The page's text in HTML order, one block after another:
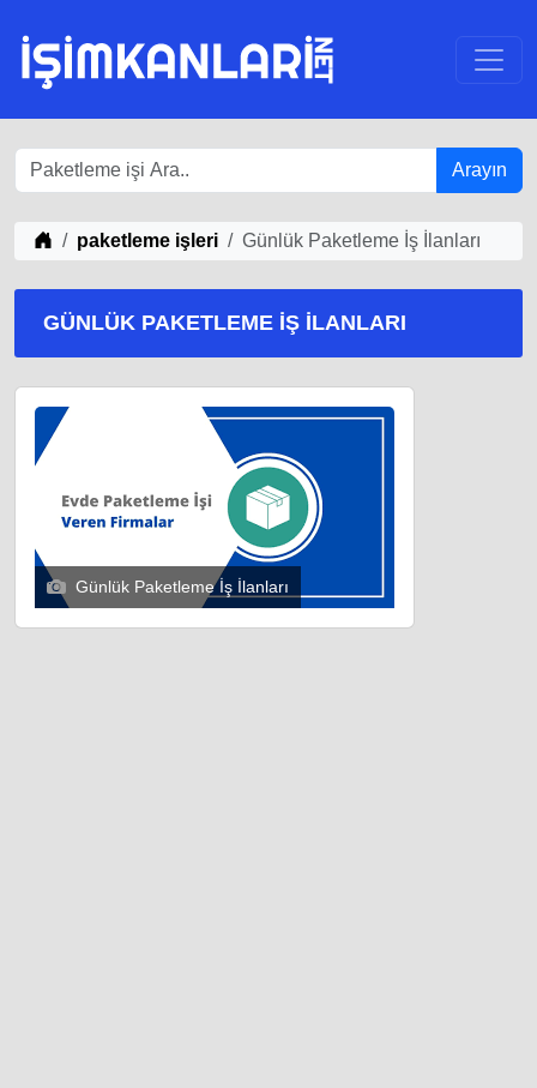
Arayın
iş Fikirleri
paketleme işleri Günlük Paketleme İş İlanları
GÜNLÜK PAKETLEME İŞ İLANLARI
Günlük Paketleme İş İlanları